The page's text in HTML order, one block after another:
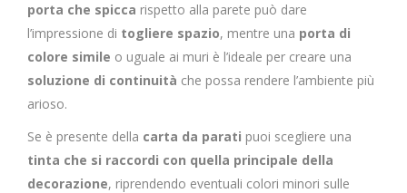
porta che spicca rispetto alla parete può dare
l’impressione di togliere spazio, mentre una porta di
colore simile o uguale ai muri è l’ideale per creare una
soluzione di continuità che possa rendere l’ambiente più
arioso.
Se è presente della carta da parati puoi scegliere una
tinta che si raccordi con quella principale della
decorazione, riprendendo eventuali colori minori sulle